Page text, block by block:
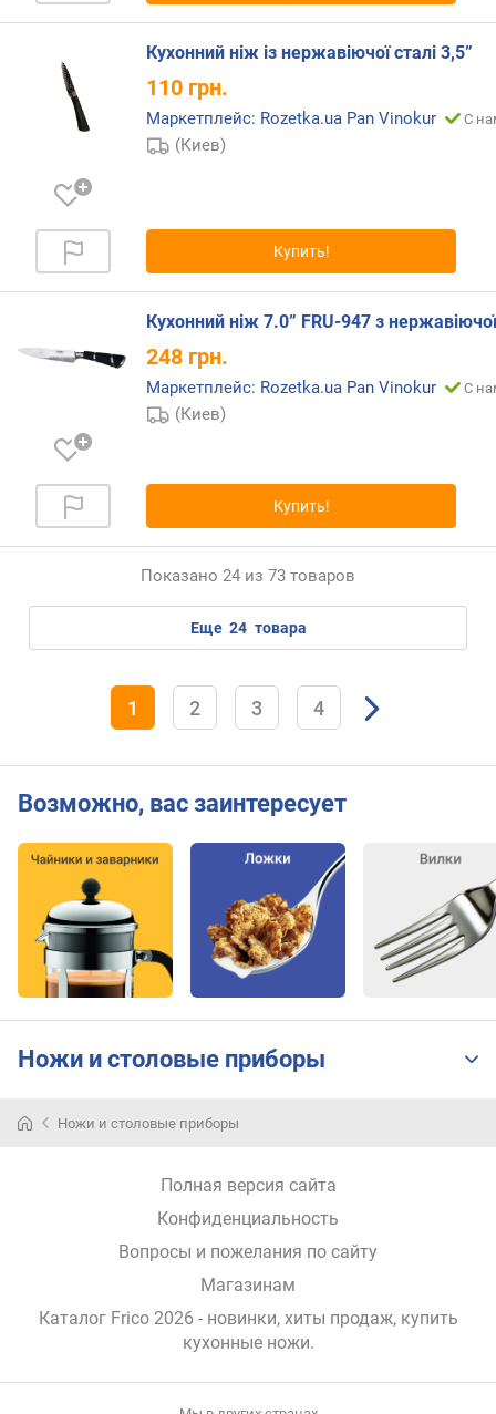
Кухонний ніж із нержавіючої сталі 3,5”
110 грн.
Маркетплейс: Rozetka.ua Pan Vinokur С
(Киев)
Купить!
Кухонний ніж 7.0” FRU-947 з
248 грн.
Маркетплейс: Rozetka.ua Pan Vinokur С
(Киев)
Купить!
Показано 24 из 73 товаров
еще 24 товара
1 2 3 4
Возможно, вас заинтересует
Ножи и столовые приборы
Ножи и столовые приборы
Полная версия сайта
Конфиденциальность
Вопросы и пожелания по сайту
Магазинам
Каталог Frico 2026 - новинки, хиты продаж, купить
кухонные ножи.